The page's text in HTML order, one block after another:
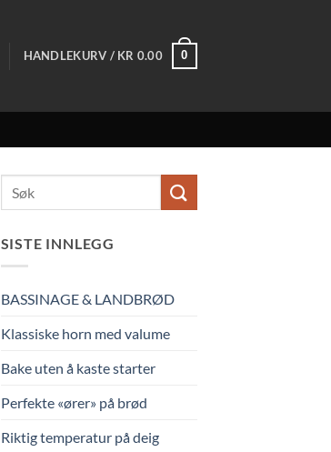
HANDLEKURV / KR 0.00 0
SISTE INNLEGG
BASSINAGE & LANDBRØD
Klassiske horn med valume
Bake uten å kaste starter
Perfekte «ører» på brød
Riktig temperatur på deig